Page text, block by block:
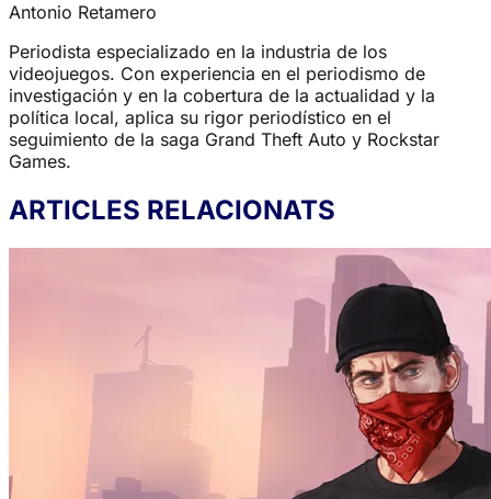
Antonio Retamero
Periodista especializado en la industria de los
videojuegos. Con experiencia en el periodismo de
investigación y en la cobertura de la actualidad y la
política local, aplica su rigor periodístico en el
seguimiento de la saga Grand Theft Auto y Rockstar
Games.
ARTICLES RELACIONATS